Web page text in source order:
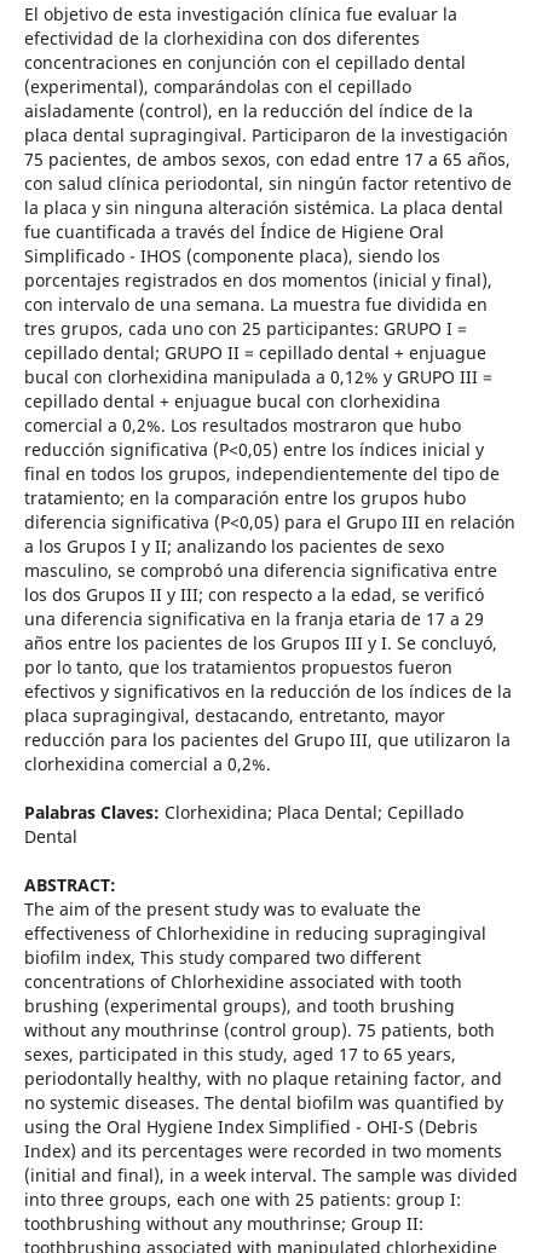
El objetivo de esta investigación clínica fue evaluar la
efectividad de la clorhexidina con dos diferentes
concentraciones en conjunción con el cepillado dental
(experimental), comparándolas con el cepillado
aisladamente (control), en la reducción del índice de la
placa dental supragingival. Participaron de la investigación
75 pacientes, de ambos sexos, con edad entre 17 a 65 años,
con salud clínica periodontal, sin ningún factor retentivo de
la placa y sin ninguna alteración sistémica. La placa dental
fue cuantificada a través del Índice de Higiene Oral
Simplificado - IHOS (componente placa), siendo los
porcentajes registrados en dos momentos (inicial y final),
con intervalo de una semana. La muestra fue dividida en
tres grupos, cada uno con 25 participantes: GRUPO I =
cepillado dental; GRUPO II = cepillado dental + enjuague
bucal con clorhexidina manipulada a 0,12% y GRUPO III =
cepillado dental + enjuague bucal con clorhexidina
comercial a 0,2%. Los resultados mostraron que hubo
reducción significativa (P<0,05) entre los índices inicial y
final en todos los grupos, independientemente del tipo de
tratamiento; en la comparación entre los grupos hubo
diferencia significativa (P<0,05) para el Grupo III en relación
a los Grupos I y II; analizando los pacientes de sexo
masculino, se comprobó una diferencia significativa entre
los dos Grupos II y III; con respecto a la edad, se verificó
una diferencia significativa en la franja etaria de 17 a 29
años entre los pacientes de los Grupos III y I. Se concluyó,
por lo tanto, que los tratamientos propuestos fueron
efectivos y significativos en la reducción de los índices de la
placa supragingival, destacando, entretanto, mayor
reducción para los pacientes del Grupo III, que utilizaron la
clorhexidina comercial a 0,2%.
Palabras Claves: Clorhexidina; Placa Dental; Cepillado
Dental
ABSTRACT:
The aim of the present study was to evaluate the
effectiveness of Chlorhexidine in reducing supragingival
biofilm index, This study compared two different
concentrations of Chlorhexidine associated with tooth
brushing (experimental groups), and tooth brushing
without any mouthrinse (control group). 75 patients, both
sexes, participated in this study, aged 17 to 65 years,
periodontally healthy, with no plaque retaining factor, and
no systemic diseases. The dental biofilm was quantified by
using the Oral Hygiene Index Simplified - OHI-S (Debris
Index) and its percentages were recorded in two moments
(initial and final), in a week interval. The sample was divided
into three groups, each one with 25 patients: group I:
toothbrushing without any mouthrinse; Group II:
toothbrushing associated with manipulated chlorhexidine